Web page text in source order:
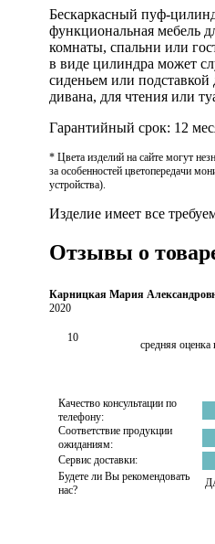
Бескаркасный пуф-
функциональная мебель
комнаты, спальни или
в виде цилиндра может
сиденьем или подставкой
дивана, для чтения или
Гарантийный срок: 12
* Цвета изделий на сайте могут
за особенностей цветопередачи
устройства).
Изделие имеет все
Отзывы о
Карницкая Мария
2020
10
средняя оценка
Качество консультации по
телефону:
Соответствие продукции
ожиданиям:
Сервис доставки:
Будете ли Вы рекомендовать
нас?